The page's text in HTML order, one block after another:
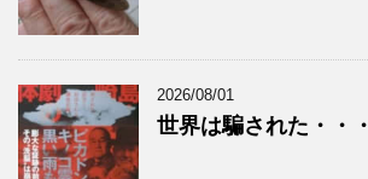
2026/08/01
世界は騙された・・・